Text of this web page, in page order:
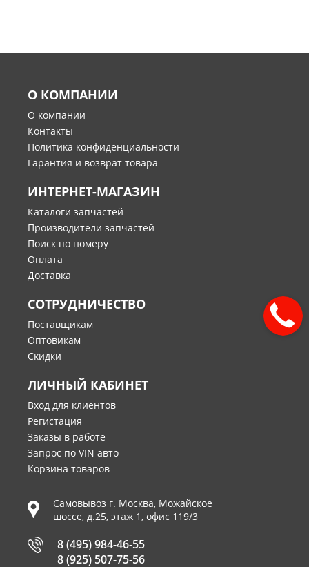
О КОМПАНИИ
О компании
Контакты
Политика конфиденциальности
Гарантия и возврат товара
ИНТЕРНЕТ-МАГАЗИН
Каталоги запчастей
Производители запчастей
Поиск по номеру
Оплата
Доставка
СОТРУДНИЧЕСТВО
Поставщикам
Оптовикам
Скидки
ЛИЧНЫЙ КАБИНЕТ
Вход для клиентов
Регистация
Заказы в работе
Запрос по VIN авто
Корзина товаров
Самовывоз г. Москва, Можайское
шоссе, д.25, этаж 1, офис 119/3
8 (495) 984-46-55
8 (925) 507-75-56